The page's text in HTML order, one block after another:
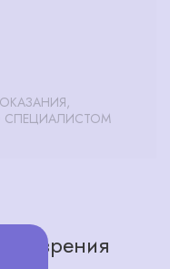
СПЕЦИАЛИСТОМ
зрения